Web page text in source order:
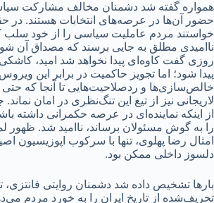
همواره گفته شد دشمنان مخالف مشارکت
حضور آن‌ها در عرصه‌های انتخابات هستند. در
خواستند مردم عاملیت سیاسی را از خود سلب
ناامیدی مطلق به جایی برسند که مصداق آن
روزی گفت کاوه‌ای پیدا نخواهد شد امید،
پیدا شود؛ اما تجویز حاکمیت در برابر این
خالص‌سازی‌ها و ردصلاحیت‌هایی تا آنجا که
لاریجانی نیز از تیغ این تنگ‌نظری در امان
از اینکه نماینده‌ای در عرصه حکمرانی داشته
را به گوش مسئولان برساند، ناامید شد. ظهور
امثال رضا پهلوی، تنها با سرکوب اپوزیسیون
دلسوز داخلی ممکن بود.
بارها تشخیص داده شد دشمنان روایتی فانتزی،
تحریف‌شده از تاریخ ایران را به خورد مردم